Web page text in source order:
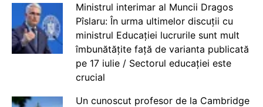
Ministrul interimar al Muncii Dragos
Pîslaru: În urma ultimelor discuții cu
ministrul Educației lucrurile sunt mult
îmbunătățite față de varianta publicată
pe 17 iulie / Sectorul educației este
crucial
Un cunoscut profesor de la Cambridge